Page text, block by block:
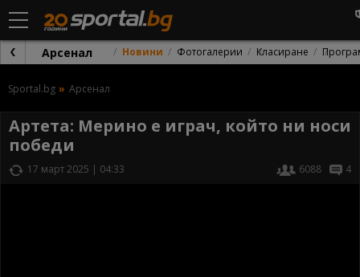
Арсенал Новини Фотогалерии Класиране
Sportal.bg Арсенал
Артета: Мерино е играч, който ни носи
победи
17 март 2025 | 04:33 6088 4